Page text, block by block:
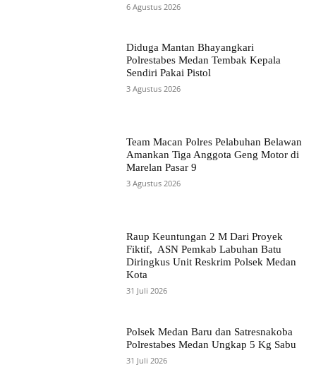
6 Agustus 2026
Diduga Mantan Bhayangkari
Polrestabes Medan Tembak Kepala
Sendiri Pakai Pistol
3 Agustus 2026
Team Macan Polres Pelabuhan Belawan
Amankan Tiga Anggota Geng Motor di
Marelan Pasar 9
3 Agustus 2026
Raup Keuntungan 2 M Dari Proyek
Fiktif, ASN Pemkab Labuhan Batu
Diringkus Unit Reskrim Polsek Medan
Kota
31 Juli 2026
Polsek Medan Baru dan Satresnakoba
Polrestabes Medan Ungkap 5 Kg Sabu
31 Juli 2026